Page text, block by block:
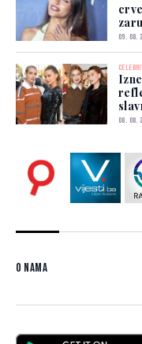
09. 08.
08. 08.
O nama